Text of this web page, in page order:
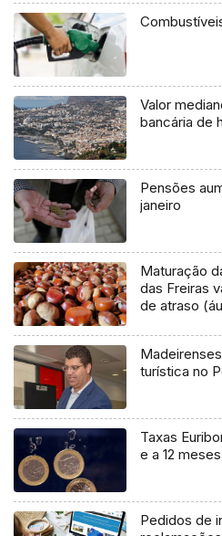
Valor
bancária de
Pensões
janeiro
Maturação
das Freiras
de atraso
turística no
Taxas
e a 12 meses
Pedidos de